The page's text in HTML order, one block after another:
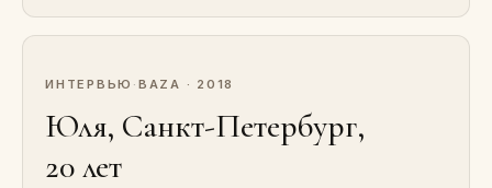
ИНТЕРВЬЮ · BAZA · 2018
Юля, Санкт-Петербург,
20 лет